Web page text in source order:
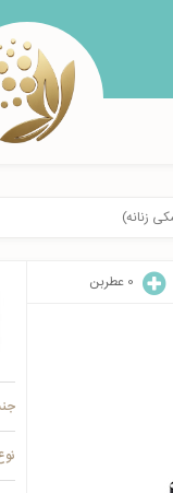
زنانه)
0 عطربن